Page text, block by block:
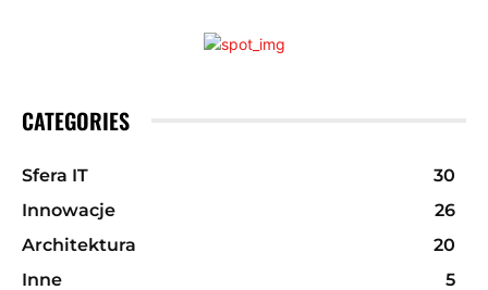
CATEGORIES
Sfera IT
30
Innowacje
26
Architektura
20
Inne
5